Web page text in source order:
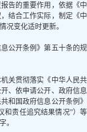
告的重要作用，依据《中
结合工作实际，制定《中
况变化适时更新。
公开条例》第五十条的规
关贯彻落实《中华人民共
、依申请公开、政府信息
和国政府信息公开条例》
和责任追究结果情况”）等
。